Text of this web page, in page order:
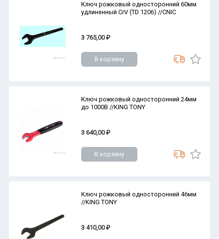
Ключ рожковый односторонний 60мм
удлиненный CrV (TD 1206) //CNIC
3 765,00 ₽
В корзину
Ключ рожковый односторонний 24мм
до 1000В //KING TONY
3 640,00 ₽
В корзину
Ключ рожковый односторонний 46мм
//KING TONY
3 410,00 ₽